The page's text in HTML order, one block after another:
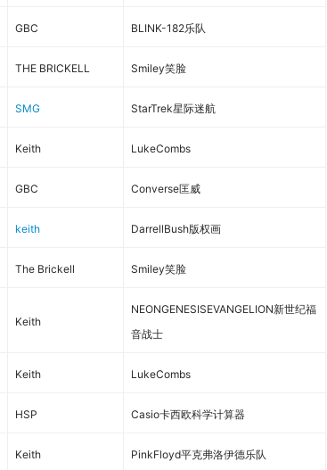
GBC BLINK-182乐队
THE BRICKELL Smiley笑脸
SMG StarTrek星际迷航
Keith LukeCombs
GBC Converse匡威
keith DarrellBush版权画
The Brickell Smiley笑脸
Keith
NEONGENESISEVANGELION新世纪福
音战士
Keith LukeCombs
HSP Casio卡西欧科学计算器
Keith PinkFloyd平克弗洛伊德乐队